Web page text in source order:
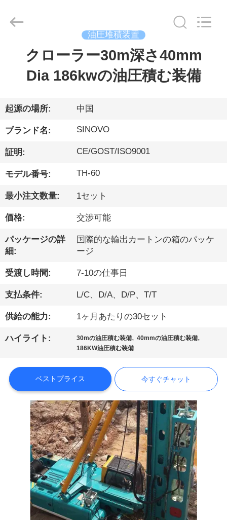
ロ
ダ
ク
ト
VR
シ
ョ
ー
私
達
に
い
2010
International
油圧堆積装置
クローラー30m深さ40mm
Dia 186kwの油圧積む装備
起源の場所: 中国
ブランド名: SINOVO
証明: CE/GOST/ISO9001
モデル番号: TH-60
最小注文数量: 1セット
価格: 交渉可能
パッケージの詳
細:
国際的な輸出カートンの箱のパッケ
ージ
受渡し時間: 7-10の仕事日
支払条件: L/C、D/A、D/P、T/T
供給の能力: 1ヶ月あたりの30セット
ハイライト: 30mの油圧積む装備,40mmの油圧積む装備,
186KW油圧積む装備
ベストプライス 今すぐチャット